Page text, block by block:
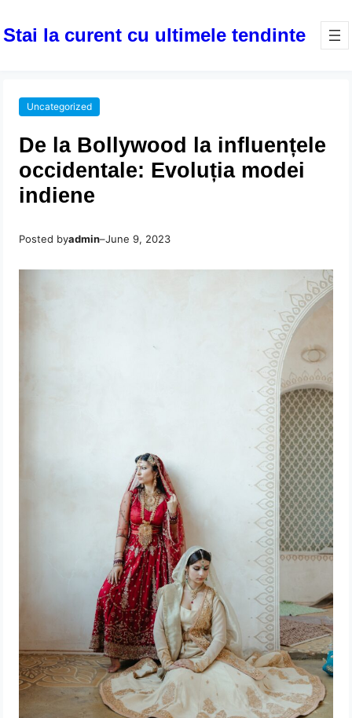
Stai la curent cu ultimele tendinte
Uncategorized
De la Bollywood la influențele
occidentale: Evoluția modei
indiene
Posted byadmin–June 9, 2023